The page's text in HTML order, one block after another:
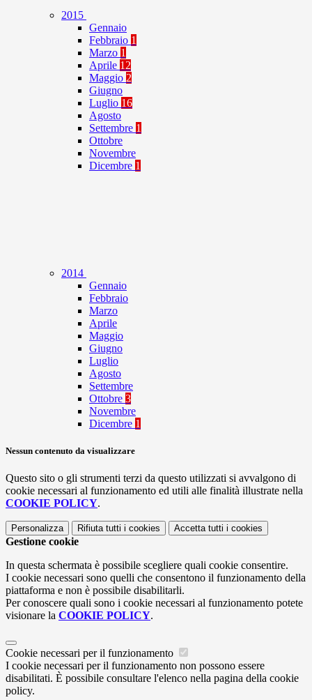
2015
Gennaio
Febbraio 1
Marzo 1
Aprile 12
Maggio 2
Giugno
Luglio 16
Agosto
Settembre 1
Ottobre
Novembre
Dicembre 1
2014
Gennaio
Febbraio
Marzo
Aprile
Maggio
Giugno
Luglio
Agosto
Settembre
Ottobre 3
Novembre
Dicembre 1
Nessun contenuto da visualizzare
Questo sito o gli strumenti terzi da questo utilizzati si avvalgono di
cookie necessari al funzionamento ed utili alle finalità illustrate nella
COOKIE POLICY.
Personalizza Rifiuta tutti i cookies Accetta tutti i cookies
Gestione cookie
In questa schermata è possibile scegliere quali cookie consentire.
I cookie necessari sono quelli che consentono il funzionamento della
piattaforma e non è possibile disabilitarli.
Per conoscere quali sono i cookie necessari al funzionamento potete
visionare la COOKIE POLICY.
Cookie necessari per il funzionamento
I cookie necessari per il funzionamento non possono essere
disabilitati. È possibile consultare l'elenco nella pagina della cookie
policy.